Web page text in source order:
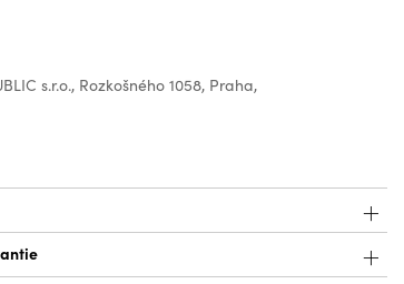
s.r.o., Rozkošného 1058, Praha,